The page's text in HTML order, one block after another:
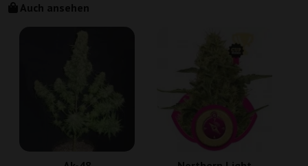
Auch ansehen